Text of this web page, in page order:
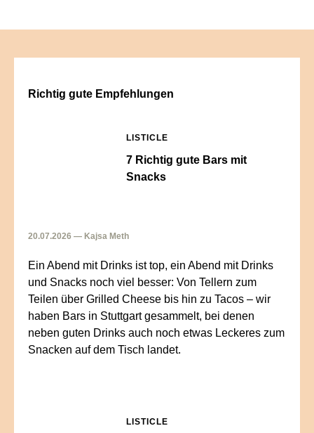
Richtig gute Empfehlungen
LISTICLE
7 Richtig gute Bars mit
Snacks
20.07.2026 — Kajsa Meth
Ein Abend mit Drinks ist top, ein Abend mit Drinks
und Snacks noch viel besser: Von Tellern zum
Teilen über Grilled Cheese bis hin zu Tacos – wir
haben Bars in Stuttgart gesammelt, bei denen
neben guten Drinks auch noch etwas Leckeres zum
Snacken auf dem Tisch landet.
LISTICLE